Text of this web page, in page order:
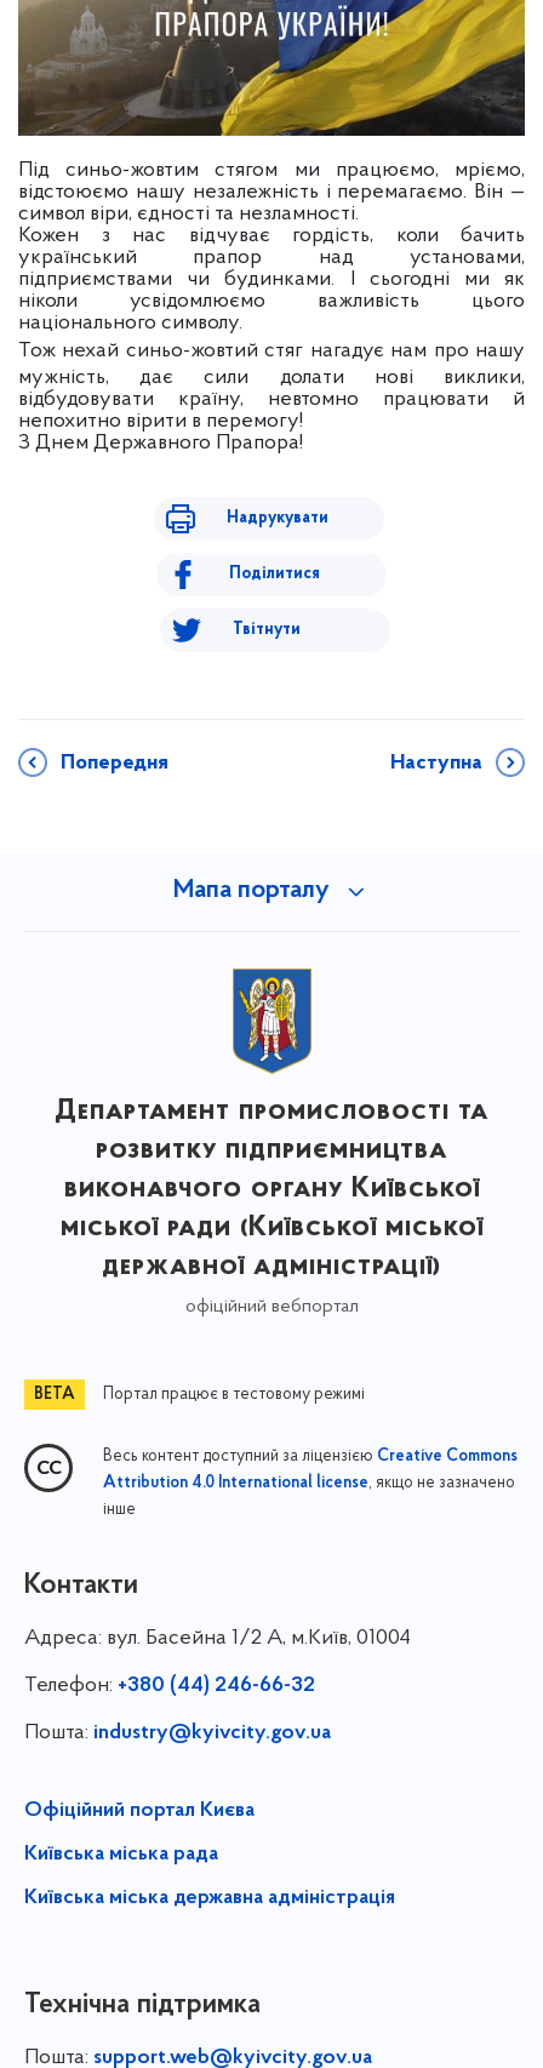
Під синьо-жовтим стягом ми працюємо, мріємо,
відстоюємо нашу незалежність і перемагаємо. Він —
символ віри, єдності та незламності.
Кожен з нас відчуває гордість, коли бачить
український прапор над установами,
підприємствами чи будинками. І сьогодні ми як
ніколи усвідомлюємо важливість цього
національного символу.
Тож нехай синьо-жовтий стяг нагадує нам про нашу
мужність, дає сили долати нові виклики,
відбудовувати країну, невтомно працювати й
непохитно вірити в перемогу!
З Днем Державного Прапора!
Надрукувати
Поділитися
Твітнути
Попередня Наступна
Мапа порталу
Департамент промисловості та
розвитку підприємництва
виконавчого органу Київської
міської ради (Київської міської
державної адміністрації)
офіційний вебпортал
Портал працює в тестовому режимі
Весь контент доступний за ліцензією Creative Commons
Attribution 4.0 International license, якщо не зазначено
інше
Контакти
Адреса: вул. Басейна 1/⁠2 А, м.Київ, 01004
Телефон: +380 (44) 246-66-32
Пошта: industry@kyivcity.gov.ua
Офіційний портал Києва
Київська міська рада
Київська міська державна адміністрація
Технічна підтримка
Пошта: support.web@kyivcity.gov.ua